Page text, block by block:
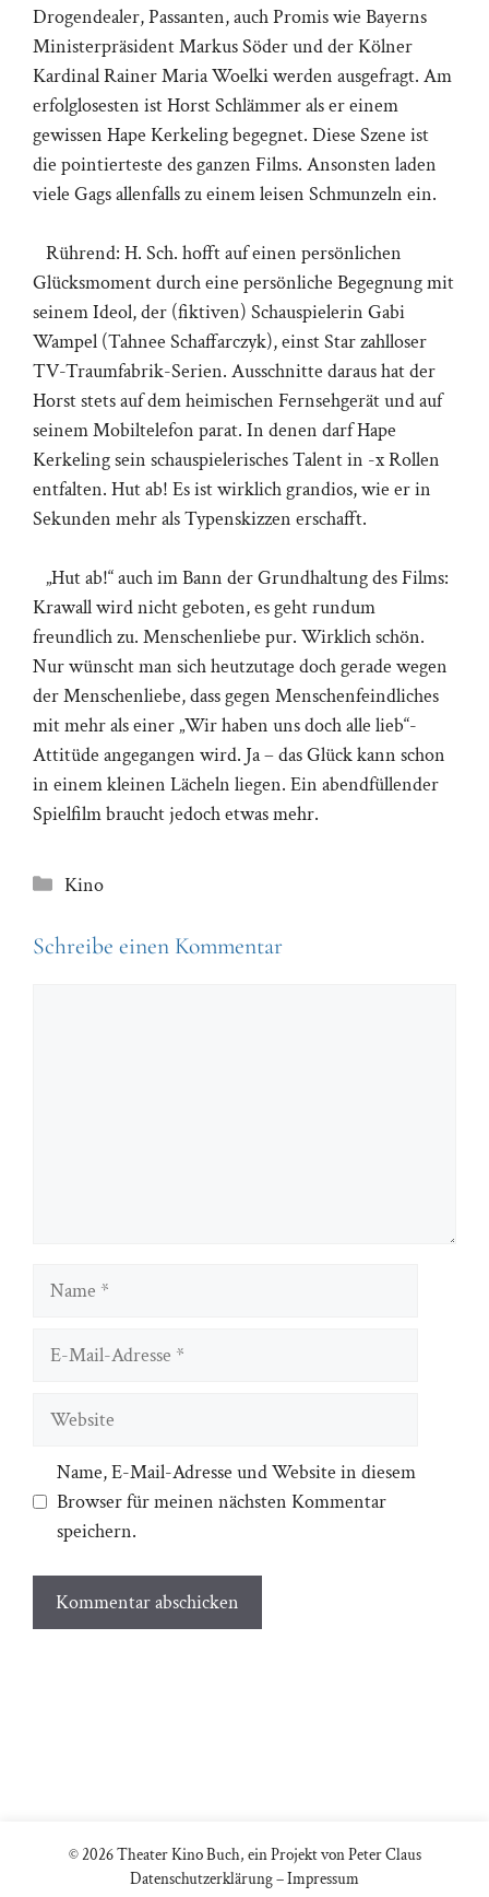
Drogendealer, Passanten, auch Promis wie Bayerns
Ministerpräsident Markus Söder und der Kölner
Kardinal Rainer Maria Woelki werden ausgefragt. Am
erfolglosesten ist Horst Schlämmer als er einem
gewissen Hape Kerkeling begegnet. Diese Szene ist
die pointierteste des ganzen Films. Ansonsten laden
viele Gags allenfalls zu einem leisen Schmunzeln ein.
Rührend: H. Sch. hofft auf einen persönlichen
Glücksmoment durch eine persönliche Begegnung mit
seinem Ideol, der (fiktiven) Schauspielerin Gabi
Wampel (Tahnee Schaffarczyk), einst Star zahlloser
TV-Traumfabrik-Serien. Ausschnitte daraus hat der
Horst stets auf dem heimischen Fernsehgerät und auf
seinem Mobiltelefon parat. In denen darf Hape
Kerkeling sein schauspielerisches Talent in -x Rollen
entfalten. Hut ab! Es ist wirklich grandios, wie er in
Sekunden mehr als Typenskizzen erschafft.
„Hut ab!“ auch im Bann der Grundhaltung des Films:
Krawall wird nicht geboten, es geht rundum
freundlich zu. Menschenliebe pur. Wirklich schön.
Nur wünscht man sich heutzutage doch gerade wegen
der Menschenliebe, dass gegen Menschenfeindliches
mit mehr als einer „Wir haben uns doch alle lieb“-
Attitüde angegangen wird. Ja – das Glück kann schon
in einem kleinen Lächeln liegen. Ein abendfüllender
Spielfilm braucht jedoch etwas mehr.
Kategorien
Kino
Schreibe einen Kommentar
Name
Website
Name, E-Mail-Adresse und Website in diesem
Browser für meinen nächsten Kommentar
speichern.
© 2026 Theater Kino Buch, ein Projekt von Peter Claus
Datenschutzerklärung–Impressum